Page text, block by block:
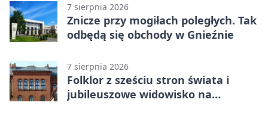
7 sierpnia 2026
Znicze przy mogiłach poległych. Tak
odbędą się obchody w Gnieźnie
7 sierpnia 2026
Folklor z sześciu stron świata i
jubileuszowe widowisko na